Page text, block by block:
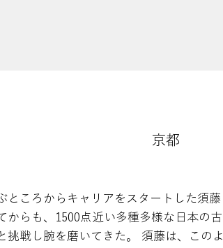
京都
ところからキャリアをスタートした須藤
からも、1500点近い多種多様な日本の古
挑戦し腕を磨いてきた。 須藤は、このよ